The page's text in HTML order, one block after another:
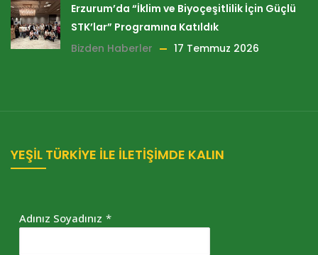
Erzurum’da “İklim ve Biyoçeşitlilik İçin Güçlü
STK’lar” Programına Katıldık
Bizden Haberler
17 Temmuz 2026
YEŞİL TÜRKİYE İLE İLETİŞİMDE KALIN
Adınız Soyadınız *